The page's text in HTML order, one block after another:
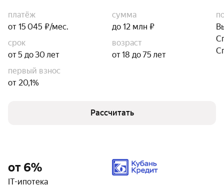
платёж
от 15 045 ₽/мес.
сумма
до 12 млн ₽
срок
от 5 до 30 лет
возраст
от 18 до 75 лет
первый взнос
от 20,1%
Рассчитать
от 6%
IT-ипотека